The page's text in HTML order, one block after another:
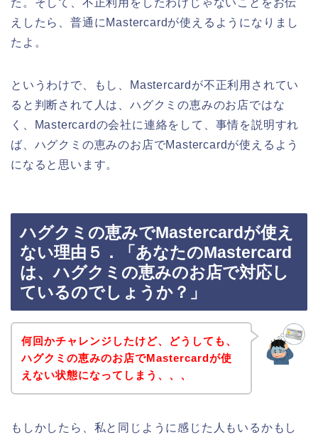
えしたら、普通にMastercardが使えるようになりまし
たよ。
というわけで、もし、Mastercardが不正利用されてい
ると判断されて人は、ハグクミの恵みのお店ではな
く、Mastercardの会社に連絡をして、事情を説明すれ
ば、ハグクミの恵みのお店でMastercardが使えるよう
になると思います。
ハグクミの恵みでMastercardが使え
ない理由５．「あなたのMastercard
は、ハグクミの恵みのお店で対応し
ているのでしょうか？」
何回かチャレンジしたけど、どうしても、
ハグクミの恵みのお店でMastercardが使
えない状態になってしまう、、、
もしかしたら、私と同じように感じた人もいるかもし